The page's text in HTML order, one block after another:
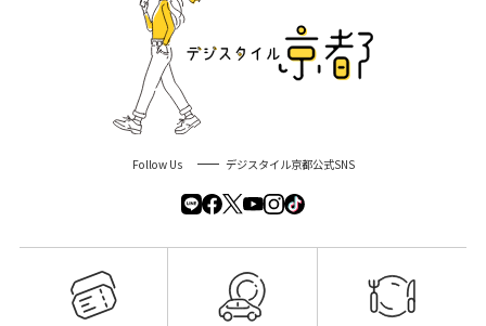
Follow Us デジスタイル京都公式SNS